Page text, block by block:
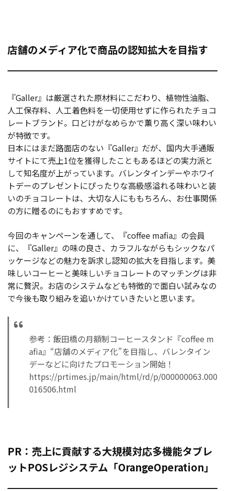
店舗のメディア化で商品の認知拡大を目指す
『Galler』は厳選された原材料にこだわり、植物性油脂、
人工保存料、人工着色料を一切使用せずに作られたチョコ
レートブランド。口どけがなめらかで薫り高く深い味わい
が特徴です。
日本にはまだ路面店のない『Galler』だが、国内大手通販
サイトにて売上1位を獲得したこともあるほどの実力派と
して知名度が上がっています。バレンタインデーやホワイ
トデーのプレゼントにぴったりな高級感溢れる味わいと装
いのチョコレートは、大切な人にももちろん、お仕事関係
の方に贈るのにもおすすめです。
今回のキャンペーンを通して、『coffee mafia』の会員
に、『Galler』の味の良さ、カラフルながらもシックなパ
ッケージなどの魅力を訴求し認知の拡大を目指します。美
味しいコーヒーと美味しいチョコレートのマッチングは非
常に贅沢。お店のシステムなども特徴的で面白い試みなの
で今後も取り組みを追いかけていきたいと思います。
参考：飯田橋の月額制コーヒースタンド『coffee m
afia』“店舗のメディア化”を目指し、バレンタイン
デーなどに向けたプロモーション開始！
https://prtimes.jp/main/html/rd/p/000000063.000
016506.html
PR：売上に貢献する大規模対応多機能タブレ
ットPOSレジシステム「OrangeOperation」